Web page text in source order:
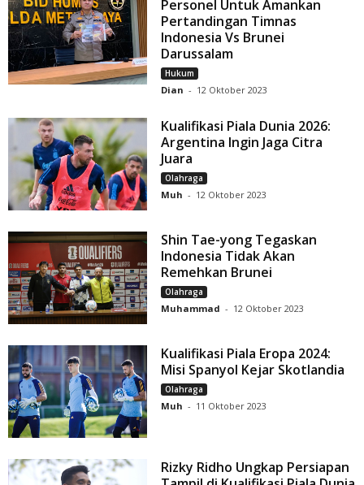
Personel Untuk Amankan
Pertandingan Timnas
Indonesia Vs Brunei
Darussalam
Hukum
Dian - 12 Oktober 2023
Kualifikasi Piala Dunia 2026:
Argentina Ingin Jaga Citra
Juara
Olahraga
Muh - 12 Oktober 2023
Shin Tae-yong Tegaskan
Indonesia Tidak Akan
Remehkan Brunei
Olahraga
Muhammad - 12 Oktober 2023
Kualifikasi Piala Eropa 2024:
Misi Spanyol Kejar Skotlandia
Olahraga
Muh - 11 Oktober 2023
Rizky Ridho Ungkap Persiapan